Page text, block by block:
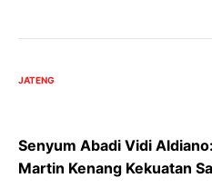
JATENG
Senyum Abadi Vidi
Martin Kenang Kekuatan